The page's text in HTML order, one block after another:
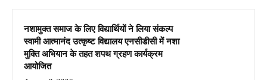
नशामुक्त समाज के लिए विद्यार्थियों ने लिया संकल्प
स्वामी आत्मानंद उत्कृष्ट विद्यालय एनसीडीसी में नशा
मुक्ति अभियान के तहत शपथ ग्रहण कार्यक्रम
आयोजित